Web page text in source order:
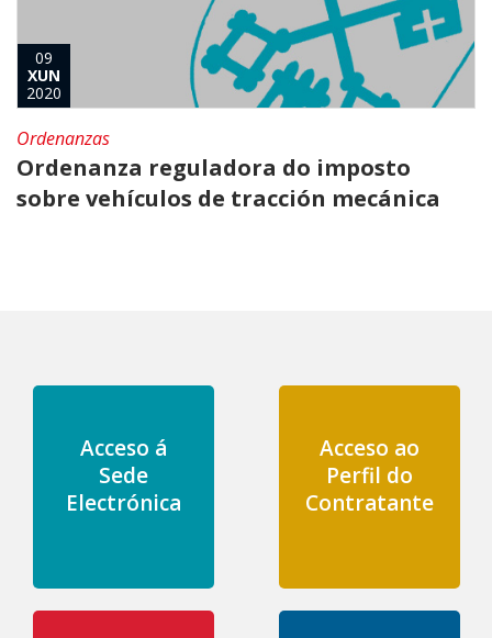
09
XUN
2020
Ordenanzas
Ordenanza reguladora do imposto
sobre vehículos de tracción mecánica
Acceso á
Sede
Electrónica
Acceso ao
Perfil do
Contratante